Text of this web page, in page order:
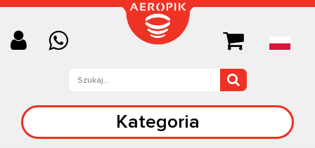
Kategoria